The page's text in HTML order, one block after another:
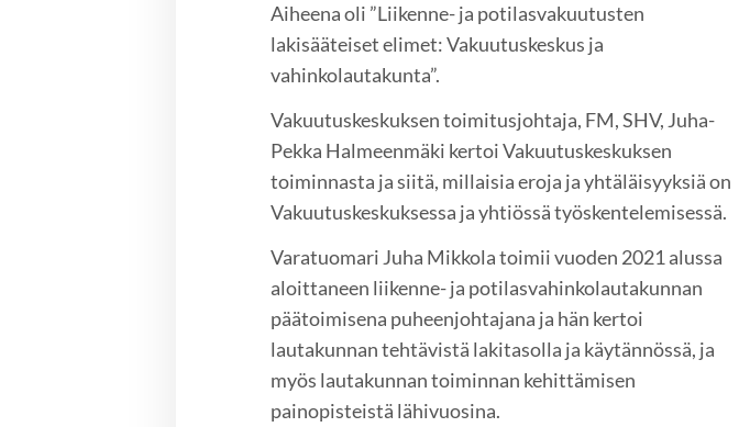
Aiheena oli ”Liikenne- ja potilasvakuutusten
lakisääteiset elimet: Vakuutuskeskus ja
vahinkolautakunta”.
Vakuutuskeskuksen toimitusjohtaja, FM, SHV, Juha-
Pekka Halmeenmäki kertoi Vakuutuskeskuksen
toiminnasta ja siitä, millaisia eroja ja yhtäläisyyksiä on
Vakuutuskeskuksessa ja yhtiössä työskentelemisessä.
Varatuomari Juha Mikkola toimii vuoden 2021 alussa
aloittaneen liikenne- ja potilasvahinkolautakunnan
päätoimisena puheenjohtajana ja hän kertoi
lautakunnan tehtävistä lakitasolla ja käytännössä, ja
myös lautakunnan toiminnan kehittämisen
painopisteistä lähivuosina.